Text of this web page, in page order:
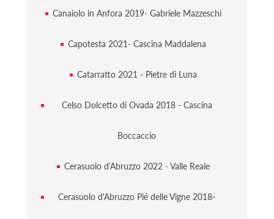
Canaiolo in Anfora 2019- Gabriele Mazzeschi
Capotesta 2021- Cascina Maddalena
Catarratto 2021 - Pietre di Luna
Celso Dolcetto di Ovada 2018 - Cascina
Boccaccio
Cerasuolo d'Abruzzo 2022 - Valle Reale
Cerasuolo d'Abruzzo Pié delle Vigne 2018-